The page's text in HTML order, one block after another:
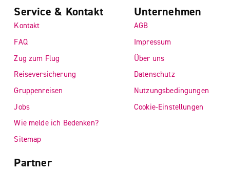
Service & Kontakt
Kontakt
FAQ
Zug zum Flug
Reiseversicherung
Gruppenreisen
Jobs
Wie melde ich Bedenken?
Sitemap
Unternehmen
AGB
Impressum
Über uns
Datenschutz
Nutzungsbedingungen
Cookie-Einstellungen
Partner